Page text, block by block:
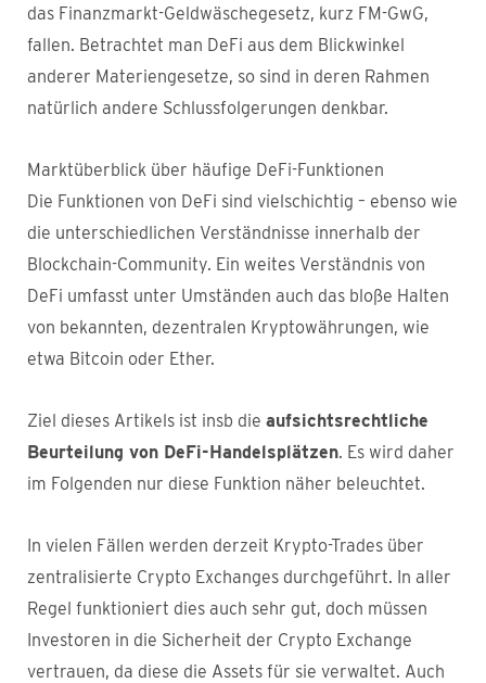
das Finanzmarkt-Geldwäschegesetz, kurz FM-GwG,
fallen. Betrachtet man DeFi aus dem Blickwinkel
anderer Materiengesetze, so sind in deren Rahmen
natürlich andere Schlussfolgerungen denkbar.
Marktüberblick über häufige DeFi-Funktionen
Die Funktionen von DeFi sind vielschichtig – ebenso wie
die unterschiedlichen Verständnisse innerhalb der
Blockchain-Community. Ein weites Verständnis von
DeFi umfasst unter Umständen auch das bloße Halten
von bekannten, dezentralen Kryptowährungen, wie
etwa Bitcoin oder Ether.
Ziel dieses Artikels ist insb die aufsichtsrechtliche
Beurteilung von DeFi-Handelsplätzen. Es wird daher
im Folgenden nur diese Funktion näher beleuchtet.
In vielen Fällen werden derzeit Krypto-Trades über
zentralisierte Crypto Exchanges durchgeführt. In aller
Regel funktioniert dies auch sehr gut, doch müssen
Investoren in die Sicherheit der Crypto Exchange
vertrauen, da diese die Assets für sie verwaltet. Auch